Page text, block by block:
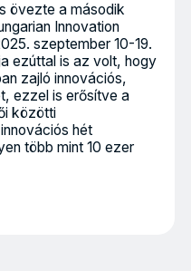
övezte a második
Innovation
szeptember 10-19.
ezúttal is az volt, hogy
zajló innovációs,
ezzel is erősítve a
közötti
hét
több mint 10 ezer